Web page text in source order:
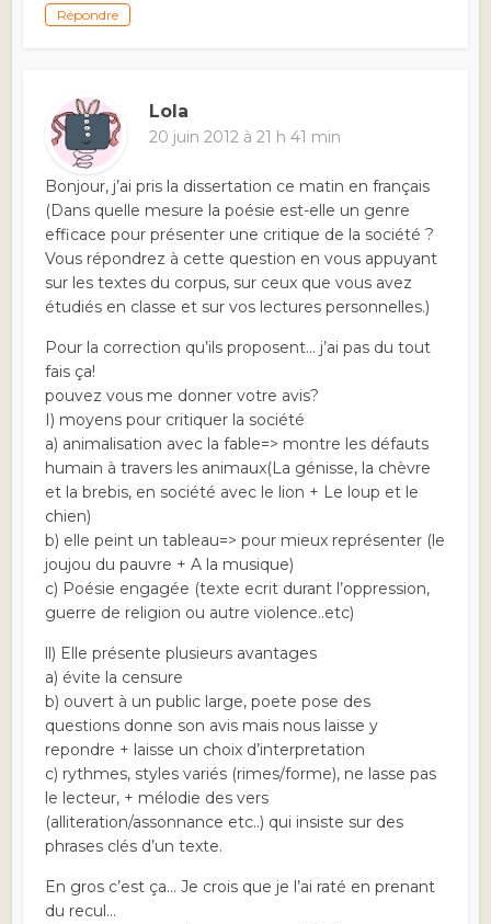
Répondre
Lola
20 juin 2012 à 21 h 41 min
Bonjour, j’ai pris la dissertation ce matin en français
(Dans quelle mesure la poésie est-elle un genre
efficace pour présenter une critique de la société ?
Vous répondrez à cette question en vous appuyant
sur les textes du corpus, sur ceux que vous avez
étudiés en classe et sur vos lectures personnelles.)
Pour la correction qu’ils proposent… j’ai pas du tout
fais ça!
pouvez vous me donner votre avis?
I) moyens pour critiquer la société
a) animalisation avec la fable=> montre les défauts
humain à travers les animaux(La génisse, la chèvre
et la brebis, en société avec le lion + Le loup et le
chien)
b) elle peint un tableau=> pour mieux représenter (le
joujou du pauvre + A la musique)
c) Poésie engagée (texte ecrit durant l’oppression,
guerre de religion ou autre violence..etc)
ll) Elle présente plusieurs avantages
a) évite la censure
b) ouvert à un public large, poete pose des
questions donne son avis mais nous laisse y
repondre + laisse un choix d’interpretation
c) rythmes, styles variés (rimes/forme), ne lasse pas
le lecteur, + mélodie des vers
(alliteration/assonnance etc..) qui insiste sur des
phrases clés d’un texte.
En gros c’est ça… Je crois que je l’ai raté en prenant
du recul…